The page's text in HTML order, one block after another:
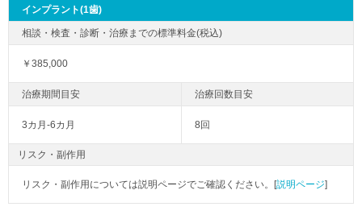
インプラント(1歯)
￥385,000
3カ月-6カ月 8回
リスク・副作用
リスク・副作用については説明ページでご確認ください。[説明ページ]